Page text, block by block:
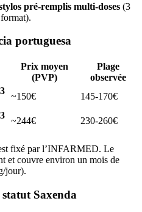
pré-remplis multi-doses (3
portuguesa
Prix moyen
(PVP)
Plage
observée
~150€
145-170€
~244€ 230-260€
fixé par l’INFARMED. Le
et couvre environ un mois de
jour).
Saxenda